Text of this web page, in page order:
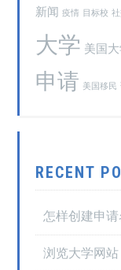
新闻 疫情 目标校
大学 美国
申请 美国移民
RECENT
怎样创建申
浏览大学网站